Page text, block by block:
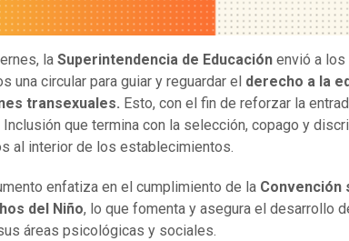
la Superintendencia de Educación envió a
una circular para guiar y reguardar el derecho a la
transexuales. Esto, con el fin de reforzar la
Inclusión que termina con la selección, copago y
al interior de los establecimientos.
enfatiza en el cumplimiento de la Convención
del Niño, lo que fomenta y asegura el desarrollo
áreas psicológicas y sociales.